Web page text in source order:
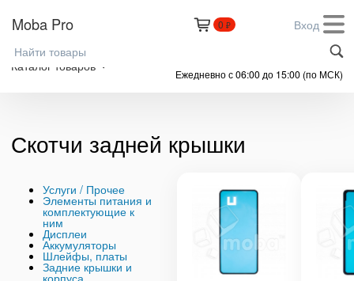
Moba Pro 0 ₽ Вход
Каталог товаров
+7 (999) 305-61-91
Ежедневно с 06:00 до 15:00 (по МСК)
Скотчи задней крышки
Услуги / Прочее
Элементы питания и
комплектующие к
ним
Дисплеи
Аккумуляторы
Шлейфы, платы
Задние крышки и
корпуса